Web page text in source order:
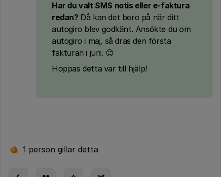
Har du valt SMS notis eller e-faktura
redan?Då kan det bero på när ditt
autogiro blev godkänt. Ansökte du om
autogiro i maj, så dras den första
fakturan i juni. 😊
Hoppas detta var till hjälp!
L 1 person gillar detta